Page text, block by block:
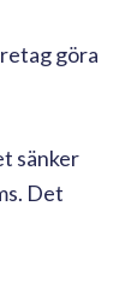
göra
sänker
Det